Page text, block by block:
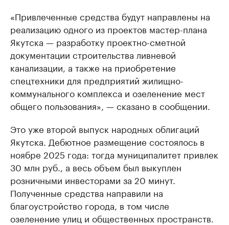
«Привлеченные средства будут направлены на
реализацию одного из проектов мастер-плана
Якутска — разработку проектно-сметной
документации строительства ливневой
канализации, а также на приобретение
спецтехники для предприятий жилищно-
коммунального комплекса и озеленение мест
общего пользования», — сказано в сообщении.
Это уже второй выпуск народных облигаций
Якутска. Дебютное размещение состоялось в
ноябре 2025 года: тогда муниципалитет привлек
30 млн руб., а весь объем был выкуплен
розничными инвесторами за 20 минут.
Полученные средства направили на
благоустройство города, в том числе
озеленение улиц и общественных пространств.